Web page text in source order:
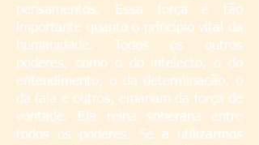
pensamentos. Essa força é tão
importante quanto o princípio vital da
humanidade. Todos os outros
poderes, como o do intelecto, o do
entendimento, o da determinação, o
da fala e outros, emanam da força de
vontade. Ela reina soberana entre
todos os poderes. Se a utilizarmos